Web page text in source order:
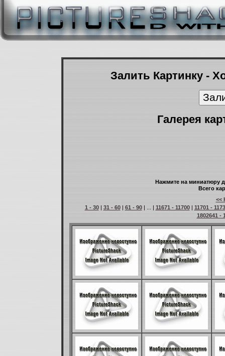
Залить Картинку -
Галерея
Нажмите на миниатюру
Всего
<<
1 - 30| 31 - 60| 61 - 90| ... | 11671 - 11700| 11701 -
1802641 -